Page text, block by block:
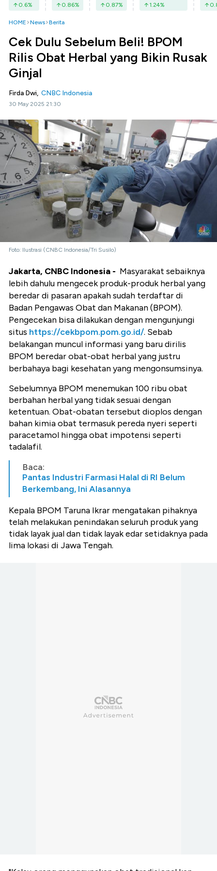
0.6% 0.86% 0.87% 1.24%
HOME News Berita
Cek Dulu Sebelum Beli! BPOM
Rilis Obat Herbal yang Bikin Rusak
Ginjal
Firda Dwi, CNBC Indonesia
30 May 2025 21:30
Foto: Ilustrasi (CNBC Indonesia/Tri Susilo)
Jakarta, CNBC Indonesia - Masyarakat sebaiknya
lebih dahulu mengecek produk-produk herbal yang
beredar di pasaran apakah sudah terdaftar di
Badan Pengawas Obat dan Makanan (BPOM).
Pengecekan bisa dilakukan dengan mengunjungi
situs https://cekbpom.pom.go.id/. Sebab
belakangan muncul informasi yang baru dirilis
BPOM beredar obat-obat herbal yang justru
berbahaya bagi kesehatan yang mengonsumsinya.
Sebelumnya BPOM menemukan 100 ribu obat
berbahan herbal yang tidak sesuai dengan
ketentuan. Obat-obatan tersebut dioplos dengan
bahan kimia obat termasuk pereda nyeri seperti
paracetamol hingga obat impotensi seperti
tadalafil.
Baca:
Pantas Industri Farmasi Halal di RI Belum
Berkembang, Ini Alasannya
Kepala BPOM Taruna Ikrar mengatakan pihaknya
telah melakukan penindakan seluruh produk yang
tidak layak jual dan tidak layak edar setidaknya pada
lima lokasi di Jawa Tengah.